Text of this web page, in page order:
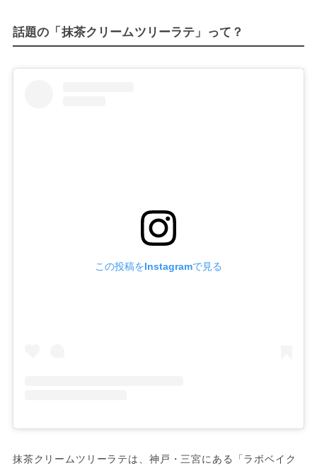
話題の「抹茶クリームツリーラテ」って？
この投稿をInstagramで見る
抹茶クリームツリーラテは、神戸・三宮にある「ラボベイク